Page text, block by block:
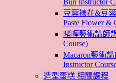
Bun Instructor
豆蓉裱花&豆
Paste Flower &
啫喱藝術講師
Course)
Macaron藝術
Instructor
造型蛋糕 相關課程